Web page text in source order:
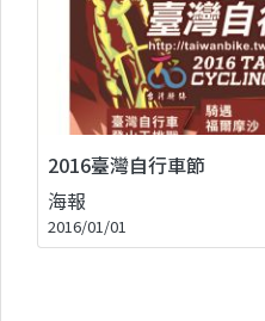
2016臺灣自行車節
海報
2016/01/01